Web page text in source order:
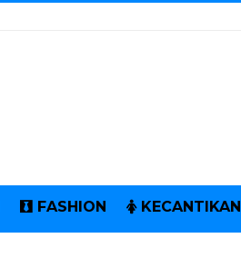
FASHION KECANTIKAN